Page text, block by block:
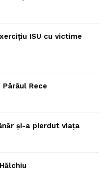
ISU cu victime
Rece
și-a pierdut viața